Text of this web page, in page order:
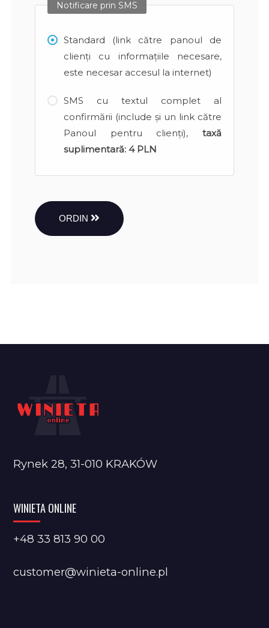
Notificare prin SMS
Standard (link către panoul de
clienți cu informațiile necesare,
este necesar accesul la internet)
SMS cu textul complet al
confirmării (include și un link către
Panoul pentru clienți), taxă
suplimentară: 4 PLN
ORDIN
Rynek 28, 31-010 KRAKÓW
WINIETA ONLINE
+48 33 813 90 00
customer@winieta-online.pl